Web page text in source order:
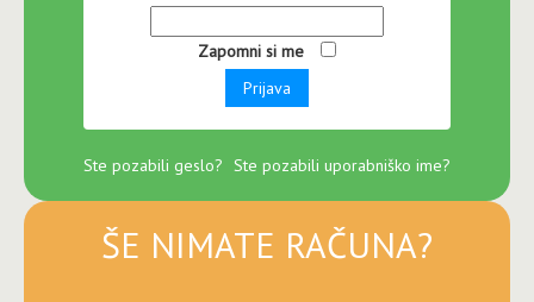
Zapomni si me
Prijava
Ste pozabili geslo? Ste pozabili uporabniško ime?
ŠE NIMATE RAČUNA?